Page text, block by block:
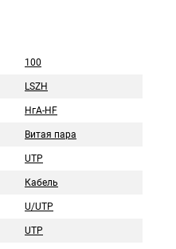
100
LSZH
НгА-HF
Витая пара
UTP
Кабель
U/UTP
UTP